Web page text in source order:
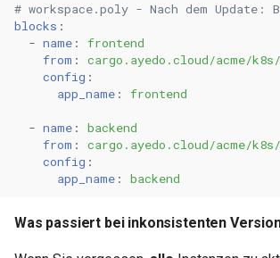
# workspace.poly - Nach dem Update:
blocks :
- name :
frontend
from :
cargo.ayedo.cloud/acme/
config :
app_name : frontend
- name :
backend
from :
cargo.ayedo.cloud/acme/
config :
app_name : backend
Was passiert bei inkonsistenten